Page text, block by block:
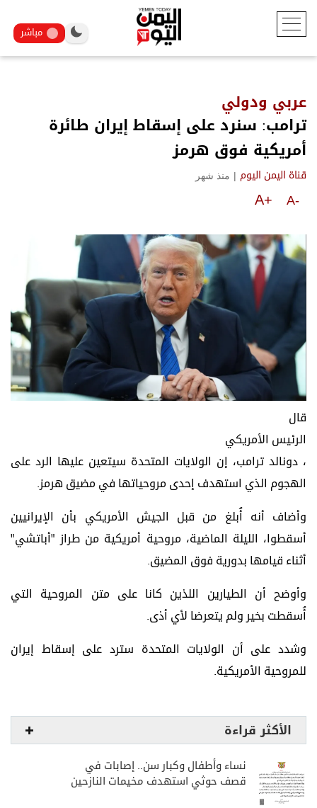
مباشر
عربي ودولي
ترامب: سنرد على إسقاط إيران طائرة
أمريكية فوق هرمز
قناة اليمن اليوم | منذ شهر
A-
A+
قال
الرئيس الأمريكي
، دونالد ترامب، إن الولايات المتحدة سيتعين عليها الرد على
الهجوم الذي استهدف إحدى مروحياتها في مضيق هرمز.
وأضاف أنه أُبلغ من قبل الجيش الأمريكي بأن الإيرانيين
أسقطوا، الليلة الماضية، مروحية أمريكية من طراز "أباتشي"
أثناء قيامها بدورية فوق المضيق.
وأوضح أن الطيارين اللذين كانا على متن المروحية التي
أُسقطت بخير ولم يتعرضا لأي أذى.
وشدد على أن الولايات المتحدة سترد على إسقاط إيران
للمروحية الأمريكية.
الأكثر قراءة
نساء وأطفال وكبار سن.. إصابات في
قصف حوثي استهدف مخيمات النازحين